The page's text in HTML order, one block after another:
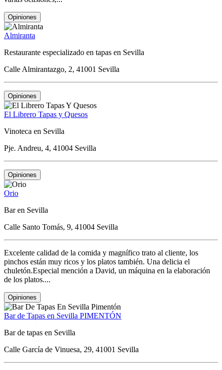
Opiniones
Almiranta
Restaurante especializado en tapas en Sevilla
Calle Almirantazgo, 2, 41001 Sevilla
Opiniones
El Librero Tapas y Quesos
Vinoteca en Sevilla
Pje. Andreu, 4, 41004 Sevilla
Opiniones
Orio
Bar en Sevilla
Calle Santo Tomás, 9, 41004 Sevilla
Excelente calidad de la comida y magnífico trato al cliente, los
pinchos están muy ricos y los platos también. Una delicia el
chuletón.Especial mención a David, un máquina en la elaboración
de los platos....
Opiniones
Bar de Tapas en Sevilla PIMENTÓN
Bar de tapas en Sevilla
Calle García de Vinuesa, 29, 41001 Sevilla